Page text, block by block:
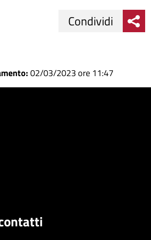
su
Facebook
Condividi
su
Condividi
Condividi
02/03/2023 ore 11:47